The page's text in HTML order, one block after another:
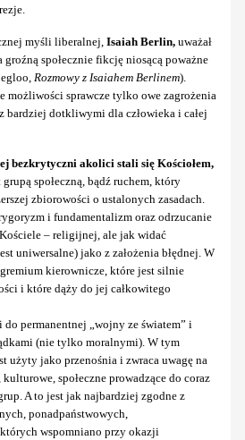
myśli liberalnej, Isaiah Berlin, uważał
społecznie fikcję niosącą poważne
Rozmowy z Isaiahem Berlinem).
możliwości sprawcze tylko owe zagrożenia
bardziej dotkliwymi dla człowieka i całej
bezkrytyczni akolici stali się Kościołem,
grupą społeczną, bądź ruchem, który
zbiorowości o ustalonych zasadach.
i fundamentalizm oraz odrzucanie
– religijnej, ale jak widać
uniwersalne) jako z założenia błędnej. W
gremium kierownicze, które jest silnie
i które dąży do jej całkowitego
do permanentnej „wojny ze światem” i
(nie tylko moralnymi). W tym
użyty jako przenośnia i zwraca uwagę na
społeczne prowadzące do coraz
A to jest jak najbardziej zgodne z
ponadpaństwowych,
wspomniano przy okazji